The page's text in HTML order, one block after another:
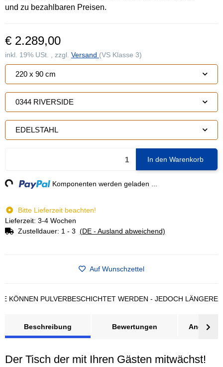
und zu bezahlbaren Preisen.
€ 2.289,00
inkl. 19% USt. , zzgl. Versand (VS Klasse 3)
220 x 90 cm
0344 RIVERSIDE
EDELSTAHL
In den Warenkorb
Komponenten werden geladen ...
Bitte Lieferzeit beachten!
Lieferzeit: 3-4 Wochen
Zustelldauer: 1 - 3 (DE - Ausland abweichend)
Auf Wunschzettel
PULVERBESCHICHTET WERDEN - JEDOCH LÄNGERE
Beschreibung Bewertungen Angebot
Der Tisch der mit Ihren Gästen mitwächst!